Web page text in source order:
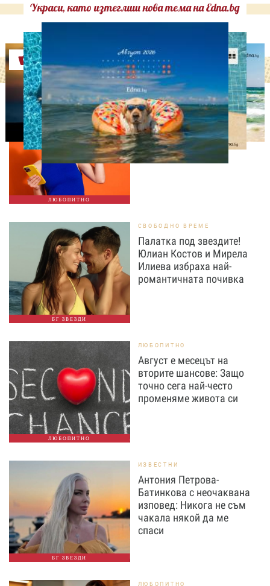
Украси, като изтеглиш нова тема на Edna.bg
Оферти
ЛЮБОПИТНО
ЛЮБОПИТНО
ТЕСТ: Какво издава
телефонът ти за теб?
БГ ЗВЕЗДИ
СВОБОДНО ВРЕМЕ
Палатка под звездите!
Юлиан Костов и Мирела
Илиева избраха най-
романтичната почивка
ЛЮБОПИТНО
ЛЮБОПИТНО
Август е месецът на
вторите шансове: Защо
точно сега най-често
променяме живота си
БГ ЗВЕЗДИ
ИЗВЕСТНИ
Антония Петрова-
Батинкова с неочаквана
изповед: Никога не съм
чакала някой да ме
спаси
ЛЮБОПИТНО